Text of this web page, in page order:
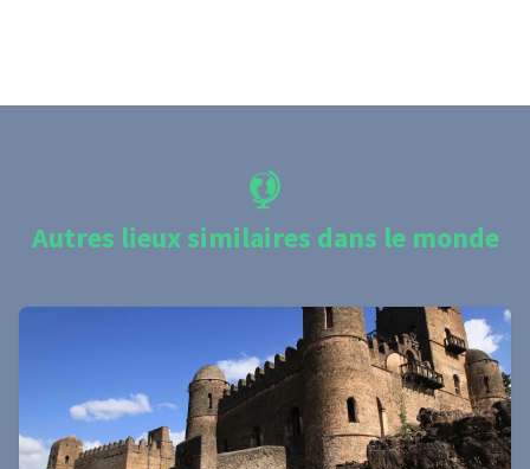
Autres lieux similaires dans le monde